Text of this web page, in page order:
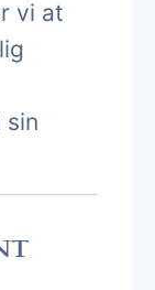
vi at
sin